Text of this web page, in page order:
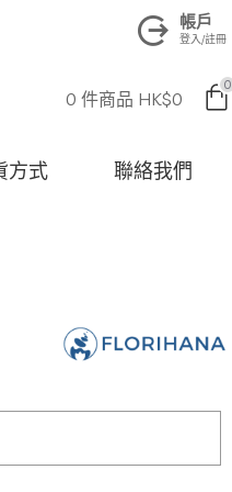
帳戶
登入/註冊
0 件商品 HK$0
0
方式 聯絡我們